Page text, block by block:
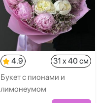
4.9
31 x 40 см
Букет с пионами и
лимонеумом